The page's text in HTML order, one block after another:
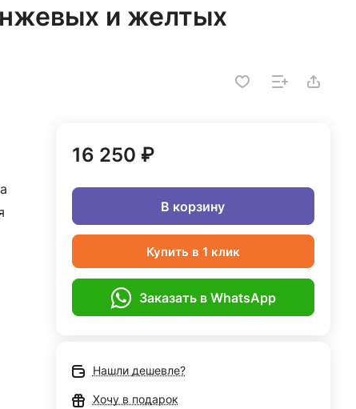
и желтых
16 250 ₽
В корзину
Купить в 1 клик
Заказать в WhatsApp
Нашли дешевле?
Хочу в подарок